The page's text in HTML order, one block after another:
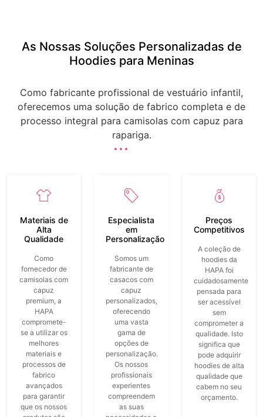
PEDIR UM
ORÇAMENTO
PEDIR UM
ORÇAMENTO
ORÇAMENTO
As Nossas Soluções Personalizadas de
Hoodies para Meninas
Como fabricante profissional de vestuário infantil,
oferecemos uma solução de fabrico completa e de
processo integral para camisolas com capuz para
rapariga.
Materiais de
Alta
Qualidade
Como
fornecedor de
camisolas com
capuz
premium, a
HAPA
compromete-
se a utilizar os
melhores
materiais e
processos de
fabrico
avançados
para garantir
que os nossos
Especialista
em
Personalização
Somos um
fabricante de
casacos com
capuz
personalizados,
oferecendo
uma vasta
gama de
opções de
personalização.
Os nossos
profissionais
experientes
compreendem
as suas
Preços
Competitivos
A coleção de
hoodies da
HAPA foi
cuidadosamente
pensada para
ser acessível
sem
comprometer a
qualidade. Isto
significa que
pode adquirir
hoodies de alta
qualidade que
cabem no seu
orçamento.